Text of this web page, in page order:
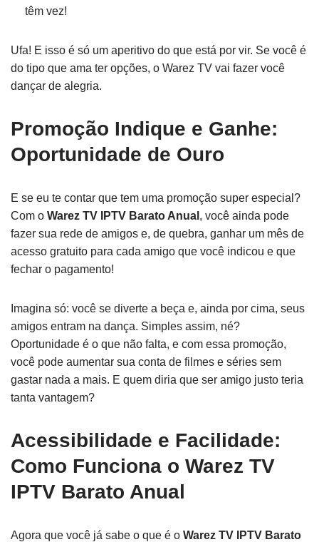
têm vez!
Ufa! E isso é só um aperitivo do que está por vir. Se você é
do tipo que ama ter opções, o Warez TV vai fazer você
dançar de alegria.
Promoção Indique e Ganhe:
Oportunidade de Ouro
E se eu te contar que tem uma promoção super especial?
Com o Warez TV IPTV Barato Anual , você ainda pode
fazer sua rede de amigos e, de quebra, ganhar um mês de
acesso gratuito para cada amigo que você indicou e que
fechar o pagamento!
Imagina só: você se diverte a beça e, ainda por cima, seus
amigos entram na dança. Simples assim, né?
Oportunidade é o que não falta, e com essa promoção,
você pode aumentar sua conta de filmes e séries sem
gastar nada a mais. E quem diria que ser amigo justo teria
tanta vantagem?
Acessibilidade e Facilidade:
Como Funciona o Warez TV
IPTV Barato Anual
Agora que você já sabe o que é o Warez TV IPTV Barato